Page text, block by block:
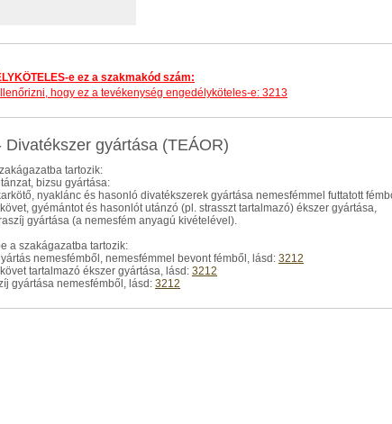
e ez a szakmakód szám:
hogy ez a tevékenység engedélyköteles-e: 3213
Divatékszer gyártása (TEÁOR)
tartozik:
bizsu gyártása:
nyaklánc és hasonló divatékszerek gyártása nemesfémmel futtatott
gyémántot és hasonlót utánzó (pl. strasszt tartalmazó) ékszer gyártása,
gyártása (a nemesfém anyagú kivételével).
a szakágazatba tartozik:
nemesfémből, nemesfémmel bevont fémből, lásd: 3212
tartalmazó ékszer gyártása, lásd: 3212
gyártása nemesfémből, lásd: 3212